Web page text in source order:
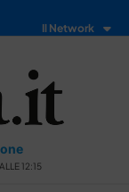
Il Network
12:15